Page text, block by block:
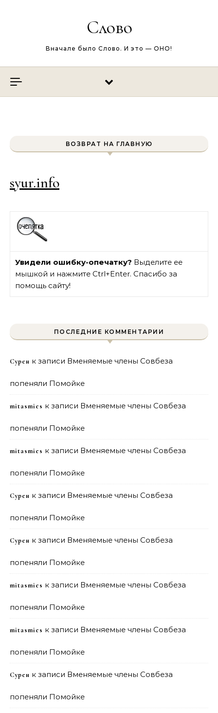
Слово
Вначале было Слово. И это — ОНО!
ВОЗВРАТ НА ГЛАВНУЮ
syur.info
Увидели ошибку-опечатку? Выделите ее
мышкой и нажмите Ctrl+Enter. Спасибо за
помощь сайту!
ПОСЛЕДНИЕ КОММЕНТАРИИ
Сурен к записи Вменяемые члены Совбеза
попеняли Помойке
mitasmies к записи Вменяемые члены Совбеза
попеняли Помойке
mitasmies к записи Вменяемые члены Совбеза
попеняли Помойке
Сурен к записи Вменяемые члены Совбеза
попеняли Помойке
Сурен к записи Вменяемые члены Совбеза
попеняли Помойке
mitasmies к записи Вменяемые члены Совбеза
попеняли Помойке
mitasmies к записи Вменяемые члены Совбеза
попеняли Помойке
Сурен к записи Вменяемые члены Совбеза
попеняли Помойке